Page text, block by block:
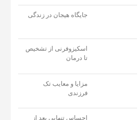
جایگاه هیجان در زندگی
اسکیزوفرنی از تشخیص
تا درمان
مزایا و معایب تک
فرزندی
احساس تنهایی بعد از